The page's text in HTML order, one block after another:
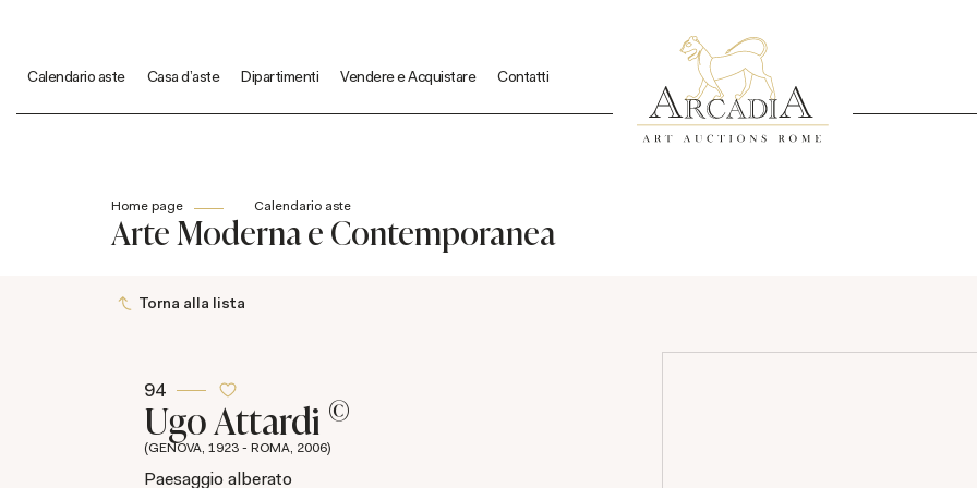
Calendario aste Casa d'aste Dipartimenti Vendere e Acquistare Contatti
Home page Calendario aste
Arte Moderna e Contemporanea
Torna alla lista
94
Ugo Attardi ©
(GENOVA, 1923 - ROMA, 2006)
Paesaggio alberato